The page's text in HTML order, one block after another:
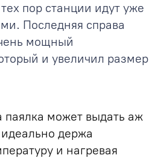
пор станции идут уже
Последняя справа
мощный
и увеличил размер
паялка может выдать аж
держа
и нагревая